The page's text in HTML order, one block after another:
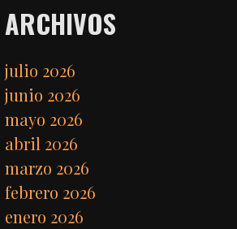
ARCHIVOS
julio 2026
junio 2026
mayo 2026
abril 2026
marzo 2026
febrero 2026
enero 2026